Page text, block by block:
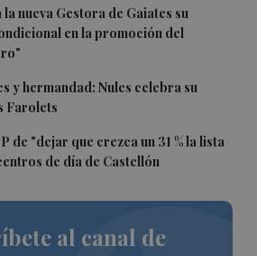
nueva Gestora de Gaiates su
en la promoción del
y hermandad: Nules celebra su
Farolets
de "dejar que crezca un 31 % la lista
de día de Castellón
al canal de